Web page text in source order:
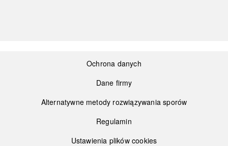
Ochrona danych
Dane firmy
Alternatywne metody rozwiązywania sporów
Regulamin
Ustawienia plików cookies